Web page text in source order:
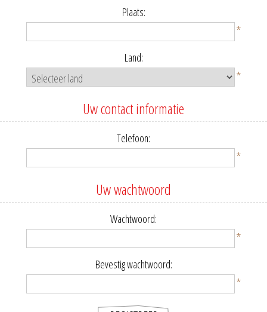
Plaats:
*
Land:
*
Uw contact informatie
Telefoon:
*
Uw wachtwoord
Wachtwoord:
*
Bevestig wachtwoord:
*